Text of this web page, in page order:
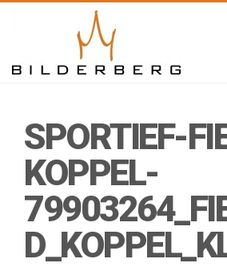
SPORTIEF-
KOPPEL-